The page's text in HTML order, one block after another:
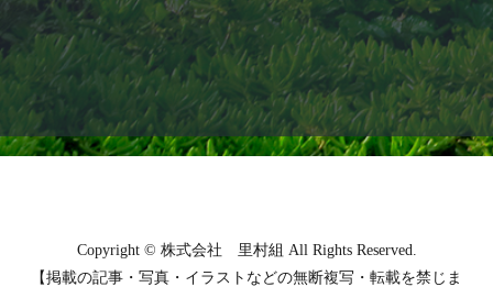
Copyright © 株式会社 里村組 All Rights Reserved.
【掲載の記事・写真・イラストなどの無断複写・転載を禁じま